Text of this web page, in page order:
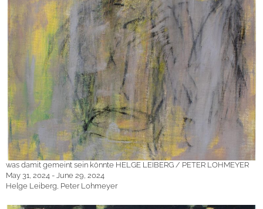
was damit gemeint sein könnte HELGE LEIBERG / PETER LOHMEYER
May 31, 2024 - June 29, 2024
Helge Leiberg, Peter Lohmeyer